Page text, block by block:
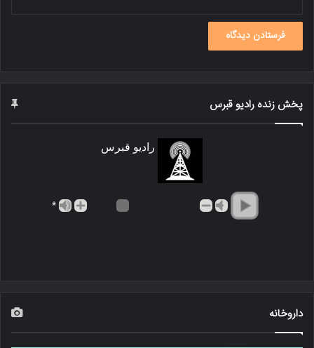
پخش زنده رادیو قبرس
رادیو قبرس
*
داروخانه